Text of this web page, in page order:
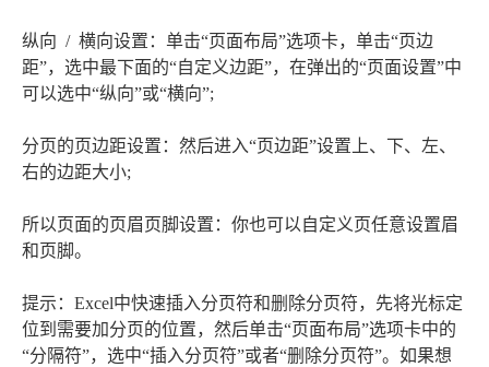
纵向 / 横向设置：单击“页面布局”选项卡，单击“页边
距”，选中最下面的“自定义边距”，在弹出的“页面设置”中
可以选中“纵向”或“横向”;
分页的页边距设置：然后进入“页边距”设置上、下、左、
右的边距大小;
所以页面的页眉页脚设置：你也可以自定义页任意设置眉
和页脚。
提示：Excel中快速插入分页符和删除分页符，先将光标定
位到需要加分页的位置，然后单击“页面布局”选项卡中的
“分隔符”，选中“插入分页符”或者“删除分页符”。如果想